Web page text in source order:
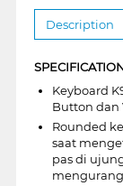
Description
Keyboard
Button dan
Rounded
saat
pas di